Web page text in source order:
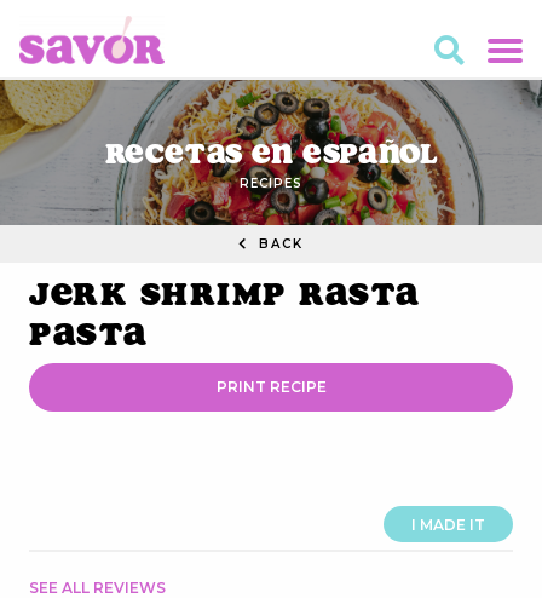
Recetas en Español
RECIPES
BACK
Jerk Shrimp Rasta
Pasta
PRINT RECIPE
I MADE IT
SEE ALL REVIEWS